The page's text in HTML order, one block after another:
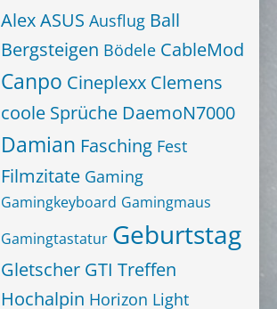
AlexASUS Ausflug Ball
Bergsteigen Bödele CableMod
Canpo Cineplexx Clemens
coole Sprüche DaemoN7000
Damian Fasching Fest
Filmzitate Gaming
Gamingkeyboard Gamingmaus
Gamingtastatur Geburtstag
Gletscher GTI Treffen
Hochalpin Horizon Light